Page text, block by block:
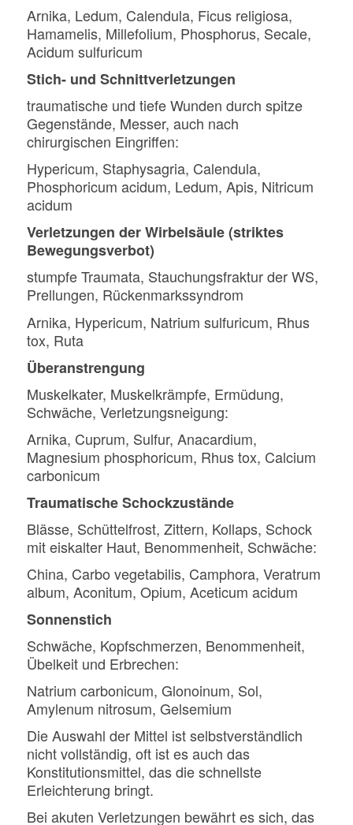
Arnika, Ledum, Calendula, Ficus religiosa,
Hamamelis, Millefolium, Phosphorus, Secale,
Acidum sulfuricum
Stich- und Schnittverletzungen
traumatische und tiefe Wunden durch spitze
Gegenstände, Messer, auch nach
chirurgischen Eingriffen:
Hypericum, Staphysagria, Calendula,
Phosphoricum acidum, Ledum, Apis, Nitricum
acidum
Verletzungen der Wirbelsäule (striktes
Bewegungsverbot)
stumpfe Traumata, Stauchungsfraktur der WS,
Prellungen, Rückenmarkssyndrom
Arnika, Hypericum, Natrium sulfuricum, Rhus
tox, Ruta
Überanstrengung
Muskelkater, Muskelkrämpfe, Ermüdung,
Schwäche, Verletzungsneigung:
Arnika, Cuprum, Sulfur, Anacardium,
Magnesium phosphoricum, Rhus tox, Calcium
carbonicum
Traumatische Schockzustände
Blässe, Schüttelfrost, Zittern, Kollaps, Schock
mit eiskalter Haut, Benommenheit, Schwäche:
China, Carbo vegetabilis, Camphora, Veratrum
album, Aconitum, Opium, Aceticum acidum
Sonnenstich
Schwäche, Kopfschmerzen, Benommenheit,
Übelkeit und Erbrechen:
Natrium carbonicum, Glonoinum, Sol,
Amylenum nitrosum, Gelsemium
Die Auswahl der Mittel ist selbstverständlich
nicht vollständig, oft ist es auch das
Konstitutionsmittel, das die schnellste
Erleichterung bringt.
Bei akuten Verletzungen bewährt es sich, das